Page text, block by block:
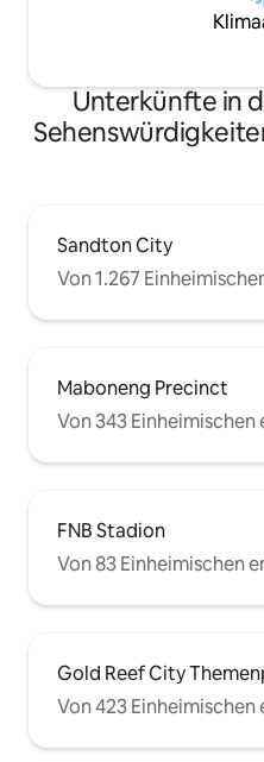
Unterkünfte in
Sandton City
Von 1.267
Maboneng Precinct
Von 343
FNB Stadion
Von 83 Einheimischen
Gold Reef City
Von 423